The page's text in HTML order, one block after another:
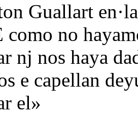
Guallart
como no
nj nos haya
e capellan
el»